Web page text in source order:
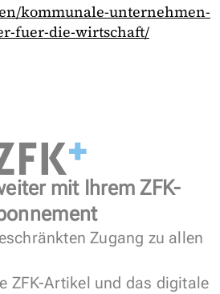
kommunale-unternehmen-
fuer-die-wirtschaft/
mit Ihrem ZFK-
Zugang zu allen
ZFK-Artikel und das digitale